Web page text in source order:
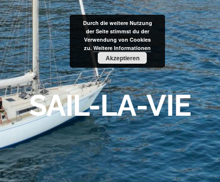
SAIL-LA-VIE
Durch die weitere Nutzung
der Seite stimmst du der
Verwendung von Cookies
zu. Weitere Informationen
Akzeptieren